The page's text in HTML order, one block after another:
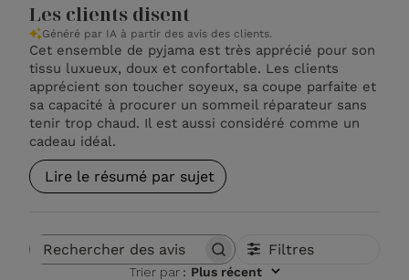
Les clients disent
Généré par IA à partir des avis des clients.
Cet ensemble de pyjama est très apprécié pour son
tissu luxueux, doux et confortable. Les clients
apprécient son toucher soyeux, sa coupe parfaite et
sa capacité à procurer un sommeil réparateur sans
tenir trop chaud. Il est aussi considéré comme un
cadeau idéal.
Lire le résumé par sujet
Rechercher des avis Filtres
Trier par : Plus récent